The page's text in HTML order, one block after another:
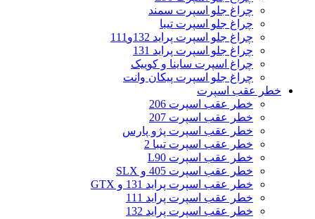
چراغ جلو اسپرت سمند
چراغ جلو اسپرت تیبا
چراغ جلو اسپرت پراید 132و111
چراغ جلو اسپرت پراید 131
چراغ اسپرت ساینا و کوییک
چراغ جلو اسپرت پیکان وانت
خطر عقب اسپرت
خطر عقب اسپرت 206
خطر عقب اسپرت 207
خطر عقب اسپرت پژو پارس
خطر عقب اسپرت تیبا 2
خطر عقب اسپرت L90
خطر عقب اسپرت 405 و SLX
خطر عقب اسپرت پراید 131 و GTX
خطر عقب اسپرت پراید 111
خطر عقب اسپرت پراید 132